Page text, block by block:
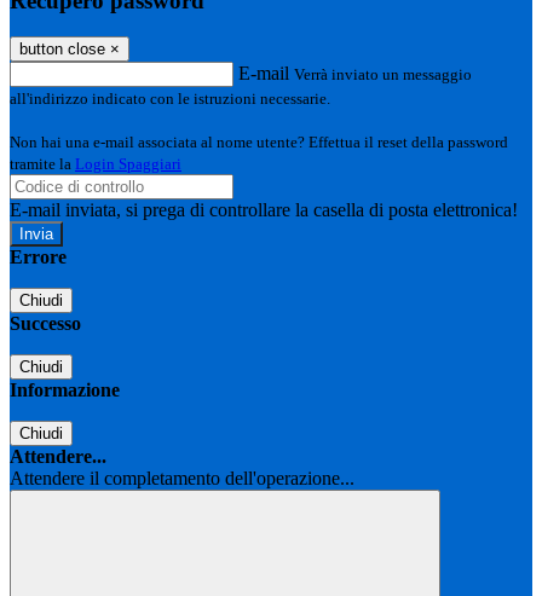
button close ×
E-mail Verrà inviato un messaggio
all'indirizzo indicato con le istruzioni necessarie.
Non hai una e-mail associata al nome utente? Effettua il reset della password
tramite la Login Spaggiari
E-mail inviata, si prega di controllare la casella di posta elettronica!
Errore
Chiudi
Successo
Chiudi
Informazione
Chiudi
Attendere...
Attendere il completamento dell'operazione...